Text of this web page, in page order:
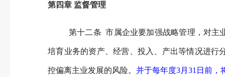
第四章 监督管理
第十二条 市属企业要加强战略管理，对主
培育业务的资产、经营、投入、产出等情况进行
控偏离主业发展的风险。 并于每年度3月31日前，